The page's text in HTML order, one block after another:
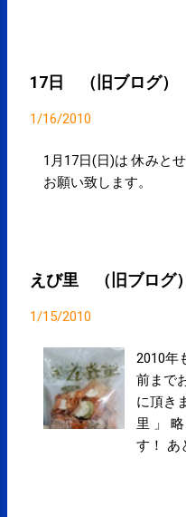
の映画(2-D)では物足
17日 （旧ブログ）
1/16/2010
1月17日(日)は 休みと
お願い致します。
えび里 （旧ブログ）
1/15/2010
2010年
前まで
に頂き
里 」
す！ あ
す。